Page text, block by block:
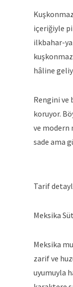
içeriğiyle
ilkbahar-
hâline
Rengini ve
koruyor.
ve modern
sade ama
Tarif
Meksika
Meksika
zarif ve
uyumuyla